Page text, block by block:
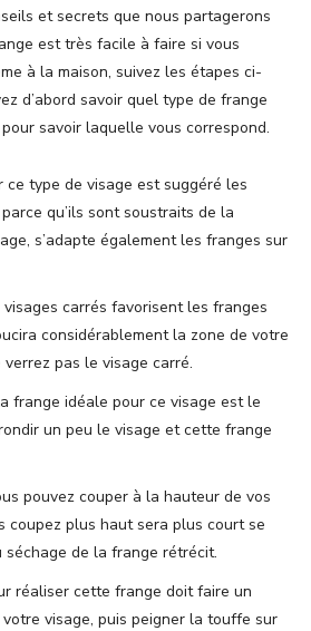
et secrets que nous partagerons
est très facile à faire si vous
à la maison, suivez les étapes ci-
d’abord savoir quel type de frange
savoir laquelle vous correspond.
ce type de visage est suggéré les
qu’ils sont soustraits de la
s’adapte également les franges sur
carrés favorisent les franges
considérablement la zone de votre
pas le visage carré.
frange idéale pour ce visage est le
un peu le visage et cette frange
pouvez couper à la hauteur de vos
coupez plus haut sera plus court se
de la frange rétrécit.
réaliser cette frange doit faire un
visage, puis peigner la touffe sur